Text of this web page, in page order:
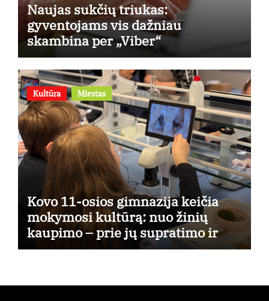
Naujas sukčių triukas:
gyventojams vis dažniau
skambina per „Viber“
Kultūra Miestas
Kovo 11-osios gimnazija keičia
mokymosi kultūrą: nuo žinių
kaupimo – prie jų supratimo ir
taikymo